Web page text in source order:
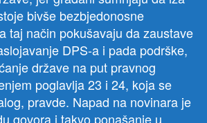
bivše bezbjedonosne
taj način pokušavaju da zaustave
DPS-a i pada podrške,
države na put pravnog
poglavlja 23 i 24, koja se
pravde. Napad na novinara je
govora i takvo ponašanje u